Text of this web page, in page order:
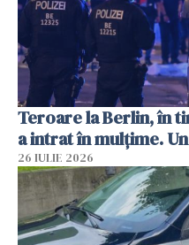
Teroare la Berlin, în
a intrat în mulțime.
26 IULIE 2026